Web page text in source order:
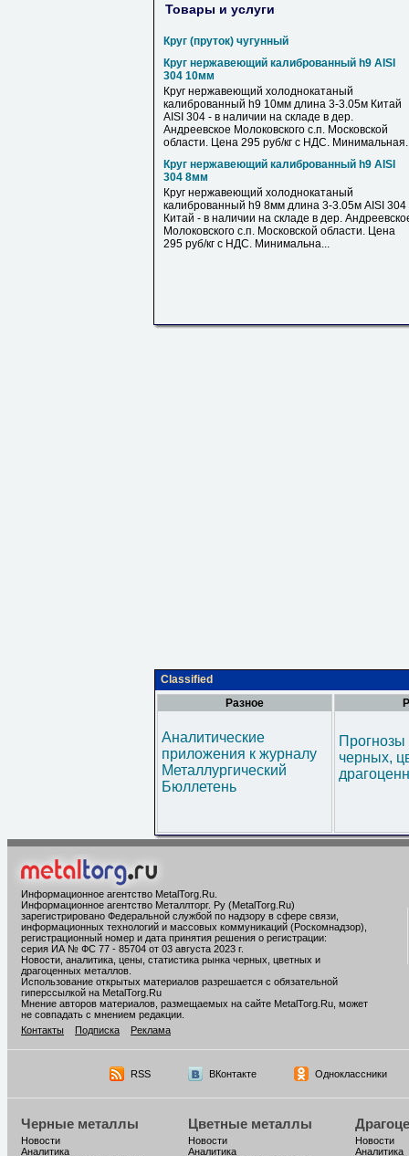
Товары и услуги
Круг (пруток) чугунный
Круг нержавеющий калиброванный h9 AISI
304 10мм
Круг нержавеющий холоднокатаный
калиброванный h9 10мм длина 3-3.05м Китай
AISI 304 - в наличии на складе в дер.
Андреевское Молоковского с.п. Московской
области. Цена 295 руб/кг с НДС.
Круг нержавеющий калиброванный h9 AISI
304 8мм
Круг нержавеющий холоднокатаный
калиброванный h9 8мм длина 3-3.05м AISI 304
Китай - в наличии на складе в дер.
Молоковского с.п. Московской области. Цена
295 руб/кг с НДС. Минимальна...
Classified
Разное
Аналитические
приложения к журналу
Металлургический
Бюллетень
черных,
Информационное агентство MetalTorg.Ru
Информационное агентство Металлторг. Ру (MetalTorg.Ru)
зарегистрировано Федеральной службой по надзору в сфере связи,
информационных технологий и массовых коммуникаций (Роскомнадзор),
регистрационный номер и дата принятия решения о регистрации:
серия ИА № ФС 77 - 85704 от 03 августа 2023 г.
Новости, аналитика, цены, статистика рынка черных, цветных и
драгоценных металлов.
Использование открытых материалов разрешается с обязательной
гиперссылкой на MetalTorg.Ru
Мнение авторов материалов, размещаемых на сайте MetalTorg.Ru, может
не совпадать с мнением редакции.
Контакты
Подписка Реклама
RSS ВКонтакте Одноклассники
Черные металлы
Новости
Аналитика
Цветные металлы
Новости
Аналитика
Новости
Аналитика